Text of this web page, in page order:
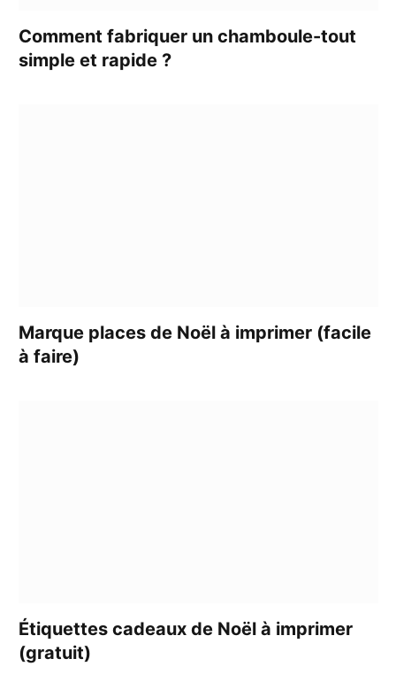
Comment fabriquer un chamboule-tout
simple et rapide ?
Marque places de Noël à imprimer (facile
à faire)
Étiquettes cadeaux de Noël à imprimer
(gratuit)